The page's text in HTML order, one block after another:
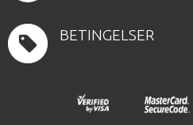
BETINGELSER